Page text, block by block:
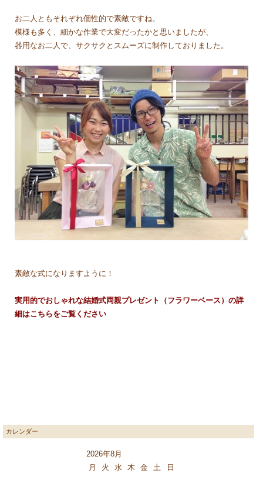
お二人ともそれぞれ個性的で素敵ですね。
模様も多く、細かな作業で大変だったかと思いましたが、
器用なお二人で、サクサクとスムーズに制作しておりました。
素敵な式になりますように！
実用的でおしゃれな結婚式両親プレゼント（フラワーベース）の詳
細はこちらをご覧ください
カレンダー
2026年8月
月
火 水 木 金 土
日